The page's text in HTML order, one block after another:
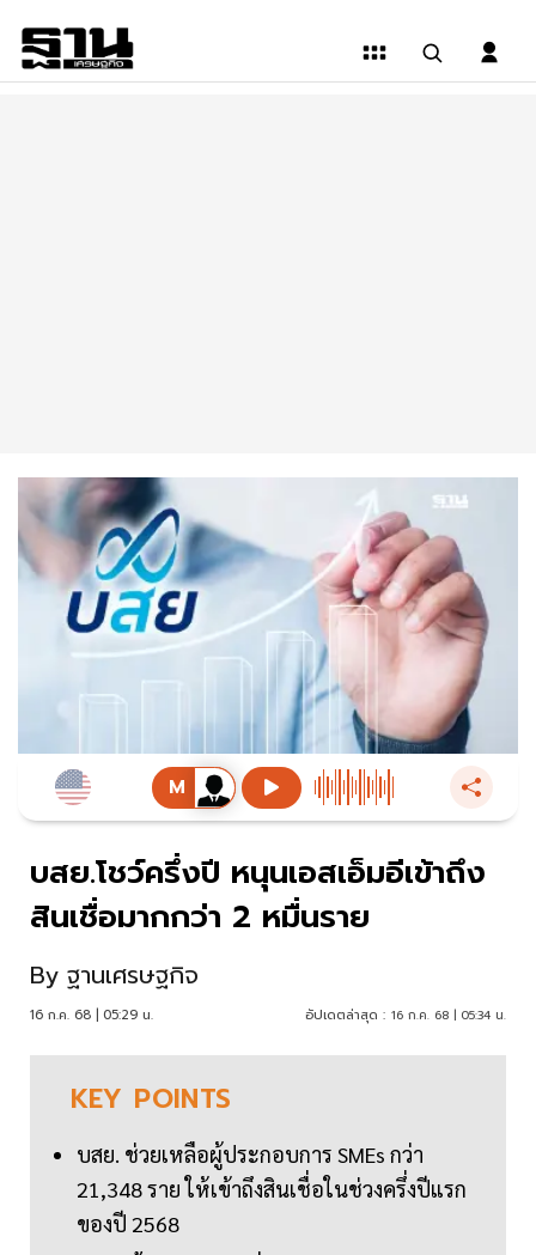
บสย.โชว์ครึ่งปี หนุนเอสเอ็มอีเข้าถึง
สินเชื่อมากกว่า 2 หมื่นราย
By ฐานเศรษฐกิจ
16 ก.ค. 68 | 05:29 น. อัปเดตล่าสุด : 16 ก.ค. 68 | 05:34 น.
KEY POINTS
บสย. ช่วยเหลือผู้ประกอบการ SMEs กว่า
21,348 ราย ให้เข้าถึงสินเชื่อในช่วงครึ่งปีแรก
ของปี 2568